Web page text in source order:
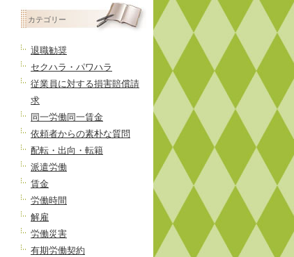
投
稿カテゴリー
退職勧奨
セクハラ・パワハラ
従業員に対する損害賠償請
求
同一労働同一賃金
依頼者からの素朴な質問
配転・出向・転籍
派遣労働
賃金
労働時間
解雇
労働災害
有期労働契約